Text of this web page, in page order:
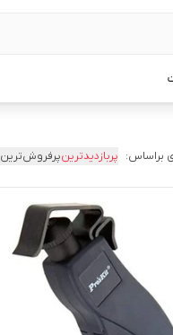
براساس: پربازدیدترینپرفروش‌ترین